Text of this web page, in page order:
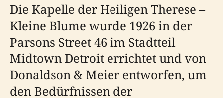
Die Kapelle der Heiligen Therese –
Kleine Blume wurde 1926 in der
Parsons Street 46 im Stadtteil
Midtown Detroit errichtet und von
Donaldson & Meier entworfen, um
den Bedürfnissen der